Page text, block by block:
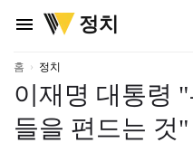
menu
위
키
정치
홈 정치
이재명 대통령
들을 편드는 것"